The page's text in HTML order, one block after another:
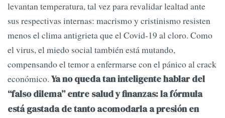
levantan temperatura, tal vez para revalidar lealtad ante
sus respectivas internas: macrismo y cristinismo resisten
menos el clima antigrieta que el Covid-19 al cloro. Como
el virus, el miedo social también está mutando,
compensando el temor a enfermarse con el pánico al crack
económico. Ya no queda tan inteligente hablar del
“falso dilema” entre salud y finanzas: la fórmula
está gastada de tanto acomodarla a presión en